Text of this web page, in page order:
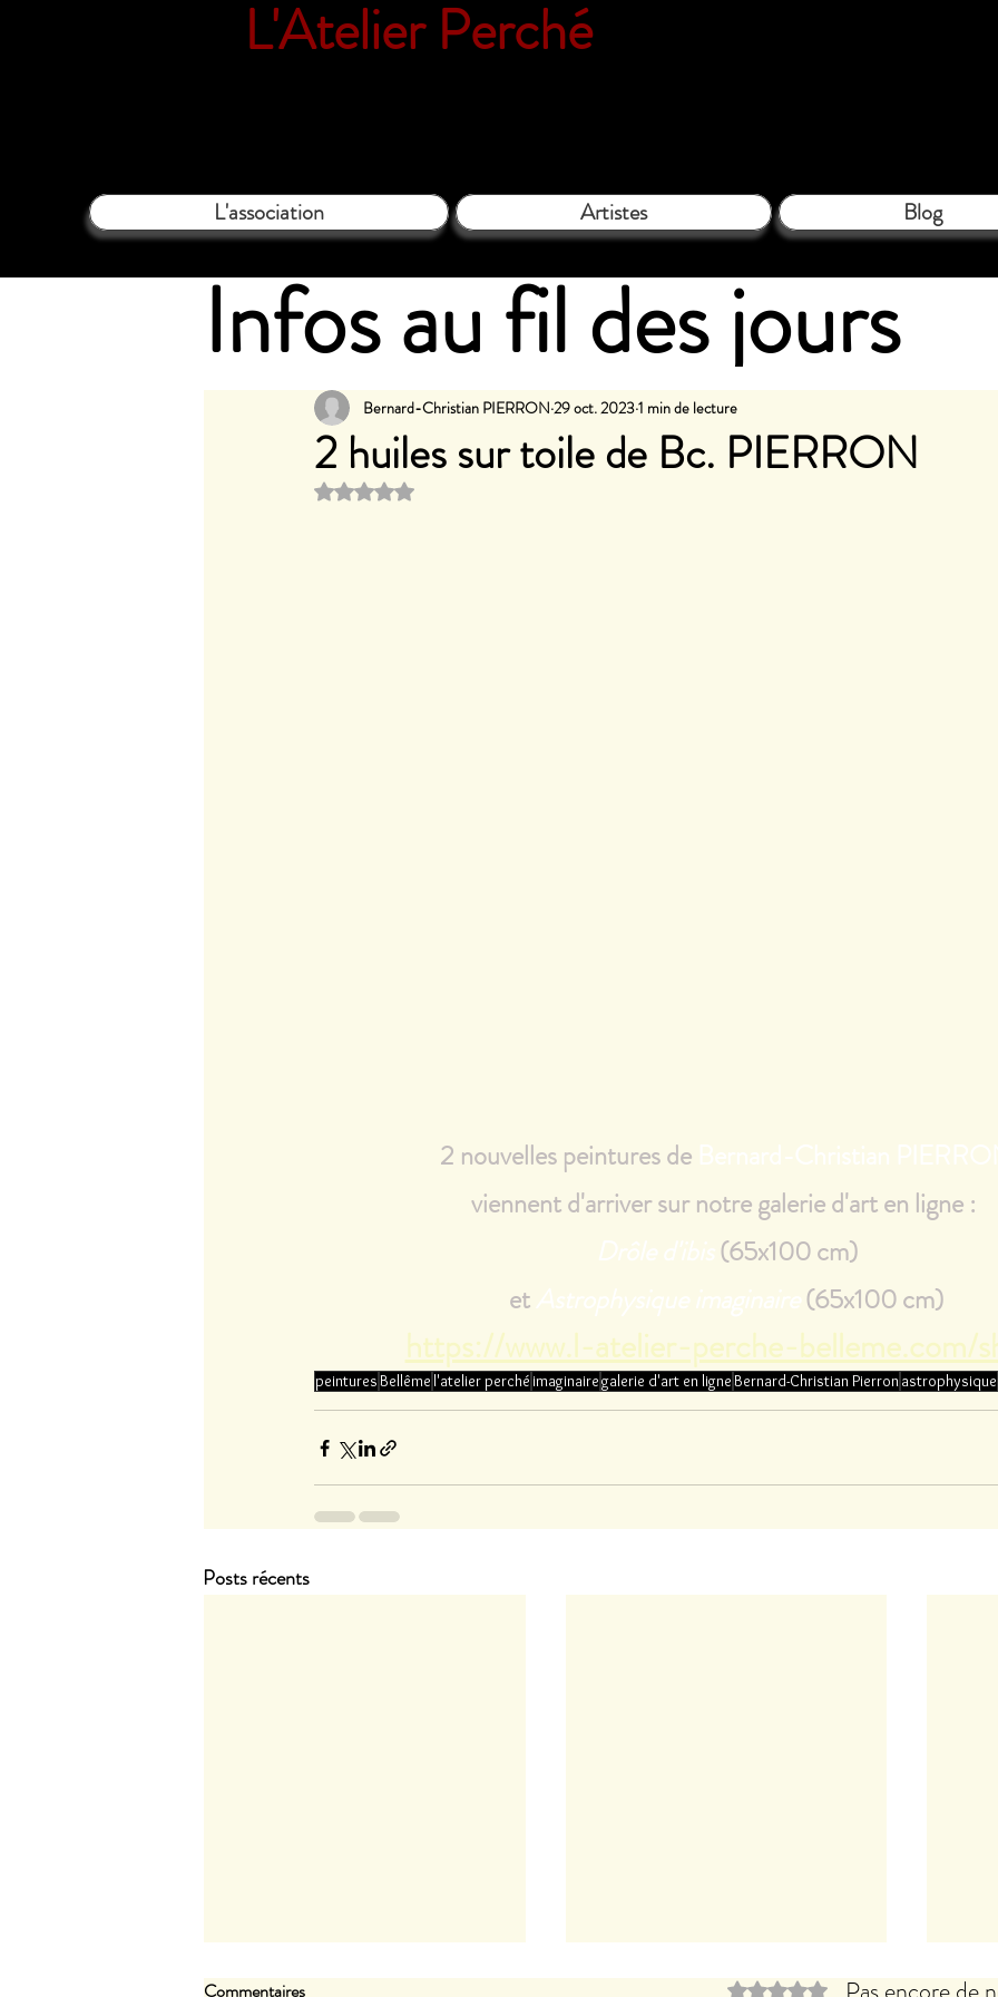
L'Atelier Perché
L'association Artistes Blog
Infos au fil des jours
2 huiles sur toile de Bc. PIERRON
Bernard-Christian PIERRON 29 oct. 20231 min de lecture
Noté NaN étoiles sur 5.
2 nouvelles peintures de
viennent d'arriver sur notre galerie d'art en ligne :
(65x100 cm)
et
(65x100 cm)
https://www.l-atelier-perche-belleme.com/
peinturesBellême l'atelier perché imaginairegalerie d'art en ligneBernard-Christian Pierronastrophysique
Posts récents
Commentaires